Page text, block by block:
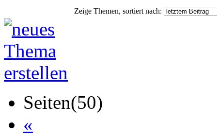
Zeige Themen, sortiert nach:
Seiten(50)
«